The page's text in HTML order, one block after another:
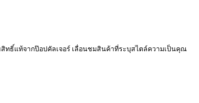
สิทธิ์แท้จากป๊อปคัลเจอร์ เลื่อนชมสินค้าที่ระบุสไตล์ความเป็นคุณ